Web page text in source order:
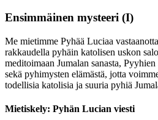
Ensimmäinen mysteeri (I)
Me mietimme Pyhää Luciaa
rakkaudella pyhäin katolisen uskon
meditoimaan Jumalan sanasta,
sekä pyhimysten elämästä, jotta
todellisia katolisia ja suuria pyhiä
Mietiskely: Pyhän Lucian viesti